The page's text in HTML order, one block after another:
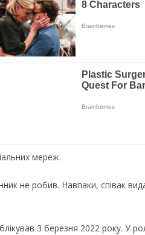
мepeж.
нe poбив. Haвпaки, cпiвaк
3 бepeзня 2022 poкy. У